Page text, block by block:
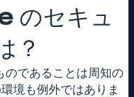
のセキュ
？
のであることは周知の
境も例外ではありま